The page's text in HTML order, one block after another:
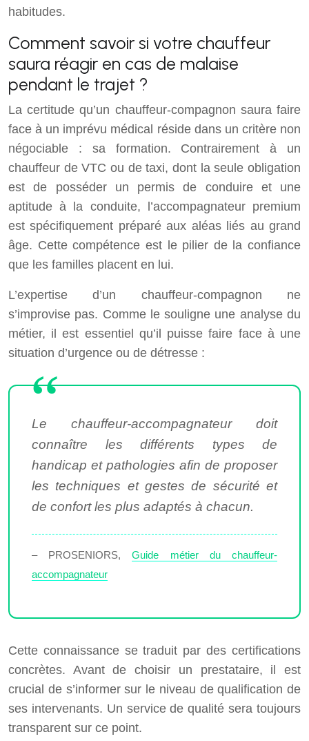
habitudes.
Comment savoir si votre chauffeur
saura réagir en cas de malaise
pendant le trajet ?
La certitude qu’un chauffeur-compagnon saura faire
face à un imprévu médical réside dans un critère non
négociable : sa formation. Contrairement à un
chauffeur de VTC ou de taxi, dont la seule obligation
est de posséder un permis de conduire et une
aptitude à la conduite, l’accompagnateur premium
est spécifiquement préparé aux aléas liés au grand
âge. Cette compétence est le pilier de la confiance
que les familles placent en lui.
L’expertise d’un chauffeur-compagnon ne
s’improvise pas. Comme le souligne une analyse du
métier, il est essentiel qu’il puisse faire face à une
situation d’urgence ou de détresse :
Le chauffeur-accompagnateur doit
connaître les différents types de
handicap et pathologies afin de proposer
les techniques et gestes de sécurité et
de confort les plus adaptés à chacun.
– PROSENIORS,Guide métier du chauffeur-
accompagnateur
Cette connaissance se traduit par des certifications
concrètes. Avant de choisir un prestataire, il est
crucial de s’informer sur le niveau de qualification de
ses intervenants. Un service de qualité sera toujours
transparent sur ce point.